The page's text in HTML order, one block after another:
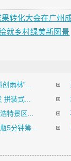
转化大会在广州
就乡村绿美新图景
雨林”...
装式...
特景区...
5分钟筹...